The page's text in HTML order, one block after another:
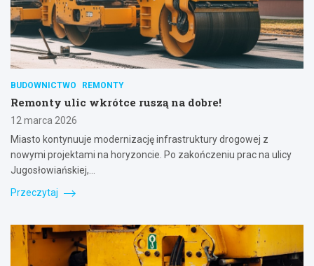
BUDOWNICTWO REMONTY
Remonty ulic wkrótce ruszą na dobre!
12 marca 2026
Miasto kontynuuje modernizację infrastruktury drogowej z
nowymi projektami na horyzoncie. Po zakończeniu prac na ulicy
Jugosłowiańskiej,…
Przeczytaj